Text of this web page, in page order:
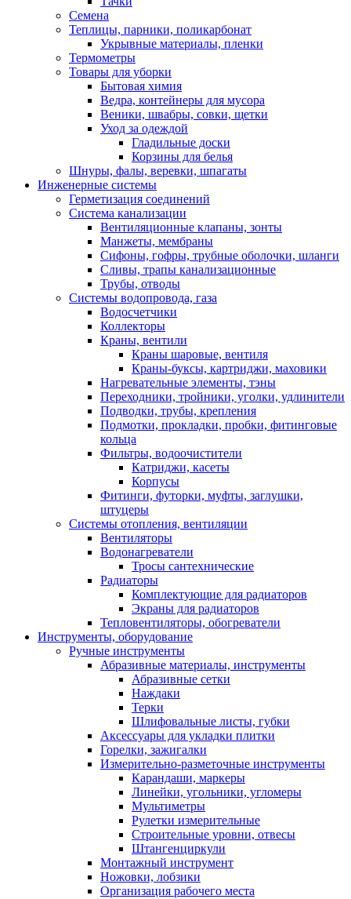
Семена
Теплицы, парники, поликарбонат
Укрывные материалы, пленки
Термометры
Товары для уборки
Бытовая химия
Ведра, контейнеры для мусора
Веники, швабры, совки, щетки
Уход за одеждой
Гладильные доски
Корзины для белья
Шнуры, фалы, веревки, шпагаты
Инженерные системы
Герметизация соединений
Система канализации
Вентиляционные клапаны, зонты
Манжеты, мембраны
Сифоны, гофры, трубные оболочки, шланги
Сливы, трапы канализационные
Трубы, отводы
Системы водопровода, газа
Водосчетчики
Коллекторы
Краны, вентили
Краны шаровые, вентиля
Краны-буксы, картриджи, маховики
Нагревательные элементы, тэны
Переходники, тройники, уголки, удлинители
Подводки, трубы, крепления
Подмотки, прокладки, пробки, фитинговые
кольца
Фильтры, водоочистители
Катриджи, касеты
Корпусы
Фитинги, футорки, муфты, заглушки,
штуцеры
Системы отопления, вентиляции
Вентиляторы
Водонагреватели
Тросы сантехнические
Радиаторы
Комплектующие для радиаторов
Экраны для радиаторов
Тепловентиляторы, обогреватели
Инструменты, оборудование
Ручные инструменты
Абразивные материалы, инструменты
Абразивные сетки
Наждаки
Терки
Шлифовальные листы, губки
Аксессуары для укладки плитки
Горелки, зажигалки
Измерительно-разметочные инструменты
Карандаши, маркеры
Линейки, угольники, угломеры
Мультиметры
Рулетки измерительные
Строительные уровни, отвесы
Штангенциркули
Монтажный инструмент
Ножовки, лобзики
Организация рабочего места